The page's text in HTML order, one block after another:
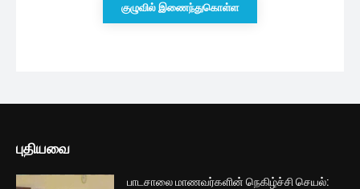
குழுவில் இணைந்துகொள்ள
புதியவை
பாடசாலை மாணவர்களின் நெகிழ்ச்சி செயல்: